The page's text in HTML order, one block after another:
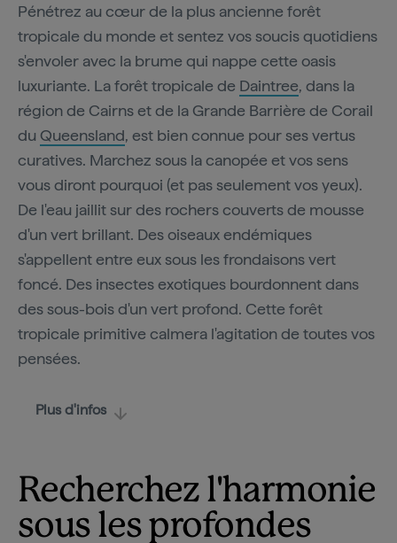
Pénétrez au cœur de la plus ancienne forêt
tropicale du monde et sentez vos soucis quotidiens
s'envoler avec la brume qui nappe cette oasis
luxuriante. La forêt tropicale de Daintree, dans la
région de Cairns et de la Grande Barrière de Corail
du Queensland, est bien connue pour ses vertus
curatives. Marchez sous la canopée et vos sens
vous diront pourquoi (et pas seulement vos yeux).
De l'eau jaillit sur des rochers couverts de mousse
d'un vert brillant. Des oiseaux endémiques
s'appellent entre eux sous les frondaisons vert
foncé. Des insectes exotiques bourdonnent dans
des sous-bois d'un vert profond. Cette forêt
tropicale primitive calmera l'agitation de toutes vos
pensées.
Plus d'infos
Recherchez l'harmonie
sous les profondes